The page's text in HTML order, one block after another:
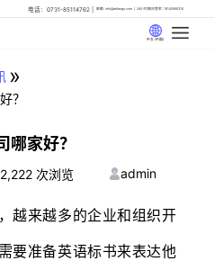
电话：0731-85114762 邮箱: info@artlangs.com 24小时翻译管家: 18142666316
中文 (中国)
»
？
哪家好？
2,222 次浏览 admin
来越多的企业和组织开
要准备英语标书来表达他